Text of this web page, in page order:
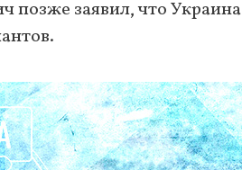
позже заявил, что Украина